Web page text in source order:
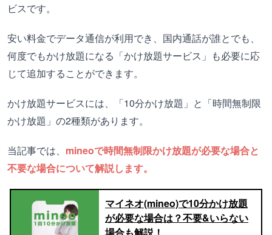
ビスです。
安い料金でデータ通信が利用でき、国内通話が誰とでも、
何度でもかけ放題になる「かけ放題サービス」も必要に応
じて追加することができます。
かけ放題サービスには、「10分かけ放題」と「時間無制限
かけ放題」の2種類があります。
当記事では、 mineoで時間無制限かけ放題が必要な場合と
不要な場合について解説します。
マイネオ(mineo)で10分かけ放題
が必要な場合は？不要&いらない
場合も解説！